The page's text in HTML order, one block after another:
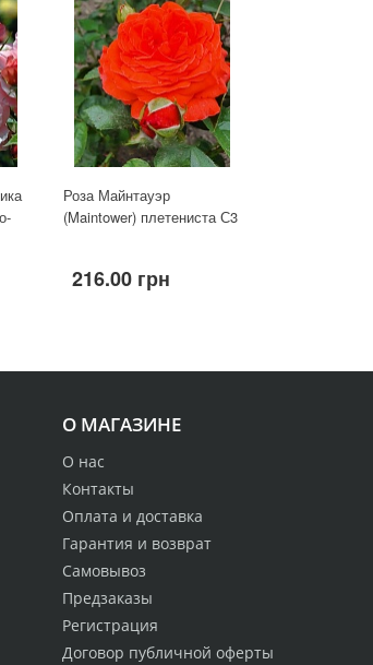
Роза Майнтауэр
(Maintower) плетениста С3
216.00 грн
О МАГАЗИНЕ
О нас
Контакты
Оплата и доставка
Гарантия и возврат
Самовывоз
Предзаказы
Регистрация
Договор публичной оферты